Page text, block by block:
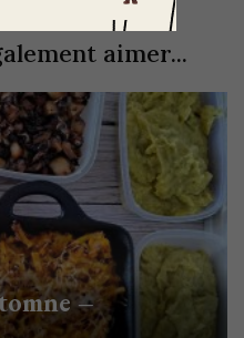
aimer...
–